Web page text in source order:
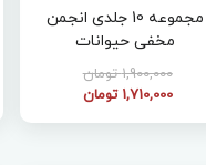
مجموعه 10 جلدی انجمن
مخفی حیوانات
1,900,000 تومان
1,710,000 تومان